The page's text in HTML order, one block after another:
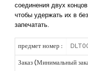
соединения двух
чтобы удержать их в
запечатать.
предмет номер :
Заказ (Минимальный